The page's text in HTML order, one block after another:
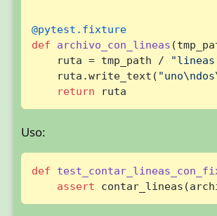
@pytest.fixture
def
archivo_con_lineas (
    ruta = tmp_path /
    ruta.write_text(
return ruta
Uso:
def
assert